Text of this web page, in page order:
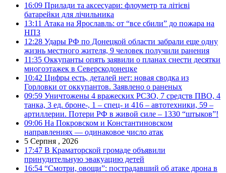
16:09 Прилади та аксесуари: флоуметр та літієві
батарейки для лічильника
13:11 Атака на Ярославль: от “все сбили” до пожара на
НПЗ
12:28 Удары РФ по Донецкой области забрали еще одну
жизнь местного жителя, 9 человек получили ранения
11:35 Оккупанты опять заявили о планах снести десятки
многоэтажек в Северскодонецке
10:42 Цифры есть, деталей нет: новая сводка из
Горловки от оккупантов. Заявлено о раненых
09:59 Уничтожены 4 вражеских РСЗО, 7 средств ПВО, 4
танка, 3 ед. броне-, 1 – спец- и 416 – автотехники, 59 –
артиллерии. Потери РФ в живой силе – 1330 “штыков”!
09:06 На Покровском и Константиновском
направлениях — одинаковое число атак
5 Серпня , 2026
17:47 В Краматорской громаде объявили
принудительную эвакуацию детей
16:54 “Смотри, овощи”: пострадавший об атаке дрона в